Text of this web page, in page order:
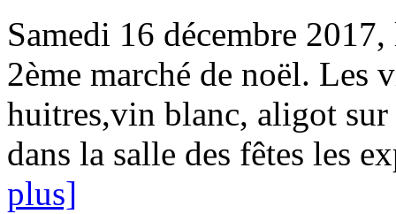
Samedi 16 décembre
2ème marché de noël. Les
huitres,vin blanc, aligot
dans la salle des fêtes les
plus]